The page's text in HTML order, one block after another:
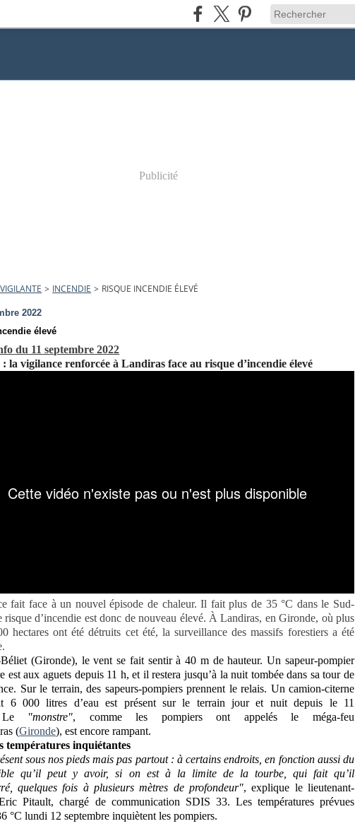
Publicité
> INCENDIE > RISQUE INCENDIE ÉLEVÉ
2022
élevé
du 11 septembre 2022
la vigilance renforcée à Landiras face au risque d’incendie élevé
fait face à un nouvel épisode de chaleur. Il fait plus de 35 °C dans le Sud-
risque d’incendie est donc de nouveau élevé. À Landiras, en Gironde, où plus
hectares ont été détruits cet été, la surveillance des massifs forestiers a été
(Gironde), le vent se fait sentir à 40 m de hauteur. Un sapeur-pompier
est aux aguets depuis 11 h, et il restera jusqu’à la nuit tombée dans sa tour de
Sur le terrain, des sapeurs-pompiers prennent le relais. Un camion-citerne
6 000 litres d’eau est présent sur le terrain jour et nuit depuis le 11
Le "monstre", comme les pompiers ont appelés le méga-feu
(Gironde), est encore rampant.
températures inquiétantes
sous nos pieds mais pas partout : à certains endroits, en fonction aussi du
qu’il peut y avoir, si on est à la limite de la tourbe, qui fait qu’il
quelques fois à plusieurs mètres de profondeur", explique le lieutenant-
Pitault, chargé de communication SDIS 33. Les températures prévues
°C lundi 12 septembre inquiètent les pompiers.